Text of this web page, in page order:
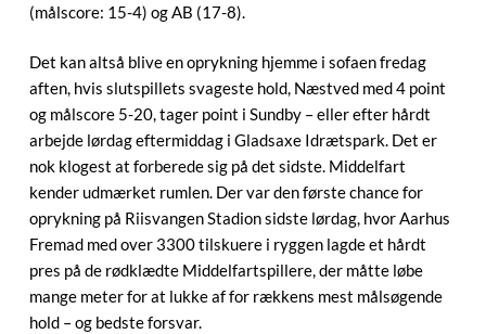
(målscore: 15-4) og AB (17-8).
Det kan altså blive en oprykning hjemme i sofaen fredag
aften, hvis slutspillets svageste hold, Næstved med 4 point
og målscore 5-20, tager point i Sundby – eller efter hårdt
arbejde lørdag eftermiddag i Gladsaxe Idrætspark. Det er
nok klogest at forberede sig på det sidste. Middelfart
kender udmærket rumlen. Der var den første chance for
oprykning på Riisvangen Stadion sidste lørdag, hvor Aarhus
Fremad med over 3300 tilskuere i ryggen lagde et hårdt
pres på de rødklædte Middelfartspillere, der måtte løbe
mange meter for at lukke af for rækkens mest målsøgende
hold – og bedste forsvar.